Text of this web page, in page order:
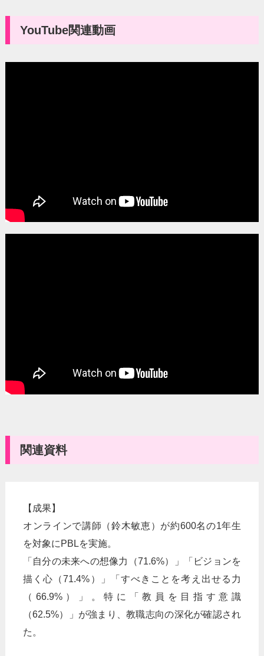
YouTube関連動画
関連資料
【成果】
オンラインで講師（鈴木敏恵）が約600名の1年生
を対象にPBLを実施。
「自分の未来への想像力（71.6%）」「ビジョンを
描く心（71.4%）」「すべきことを考え出せる力
（66.9%）」。特に「教員を目指す意識
（62.5%）」が強まり、教職志向の深化が確認され
た。